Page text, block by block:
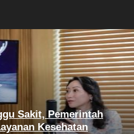
Sakit, Pemerintah
Kesehatan